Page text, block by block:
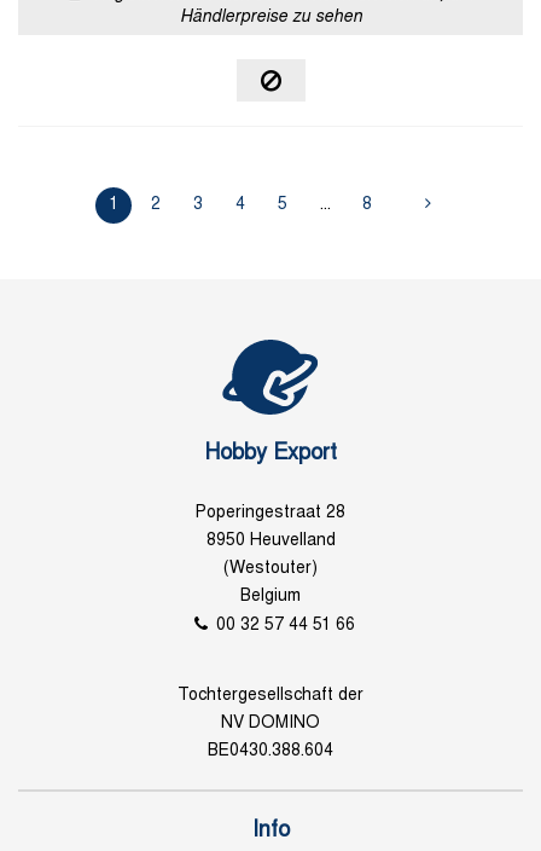
Händlerpreise zu sehen
1 2 3 4 5 ... 8
Hobby Export
Poperingestraat 28
8950 Heuvelland
(Westouter)
Belgium
00 32 57 44 51 66
Tochtergesellschaft der
NV DOMINO
BE0430.388.604
Info